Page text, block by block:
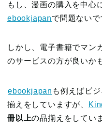
もし、漫画の購入を中心
ebookjapanで問題ないで
しかし、電子書籍でマン
のサービスの方が良いか
ebookjapan も例えばビ
揃えをしていますが、
冊以上の品揃えをしてい